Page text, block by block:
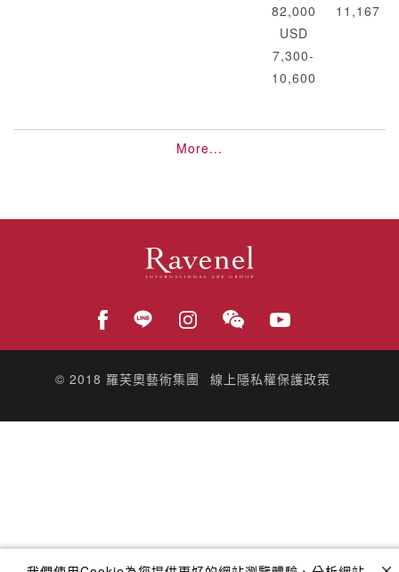
82,000
USD
7,300-
10,600
11,167
More...
© 2018 羅芙奧藝術集團 線上隱私權保護政策